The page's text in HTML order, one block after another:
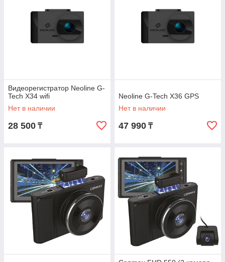
Видеорегистратор Neoline G-
Tech X34 wifi
Нет в наличии
28 500 ₸
Neoline G-Tech X36 GPS
Нет в наличии
47 990 ₸